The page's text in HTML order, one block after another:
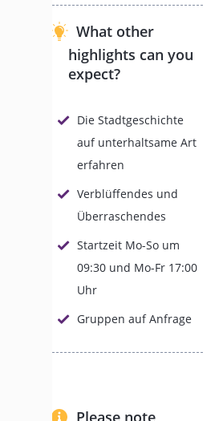
Seit der
römischen
Gründung im
Jahr 122 v. Chr.
Byzantiner,
Mauren, die
Könige Aragons
und Kastiliens
ihre Spuren
hinterlassen.
Nicht in Museen
hinter Glas —
Fassaden, in den
Gassen und auf
What other
highlights can you
expect?
Die Stadtgeschichte
auf unterhaltsame Art
erfahren
Verblüffendes und
Überraschendes
Startzeit Mo-So um
09:30 und Mo-Fr 17:00
Uhr
Gruppen auf Anfrage
Please note